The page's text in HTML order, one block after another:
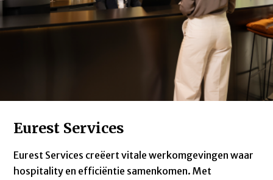
Eurest Services
Eurest Services creëert vitale werkomgevingen waar
hospitality en efficiëntie samenkomen. Met